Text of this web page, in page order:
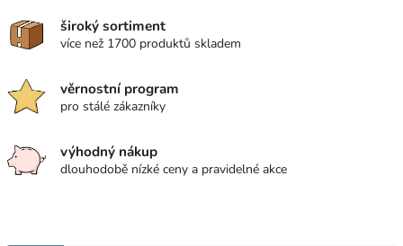
široký sortiment
více než 1700 produktů skladem
věrnostní program
pro stálé zákazníky
výhodný nákup
dlouhodobě nízké ceny a pravidelné akce